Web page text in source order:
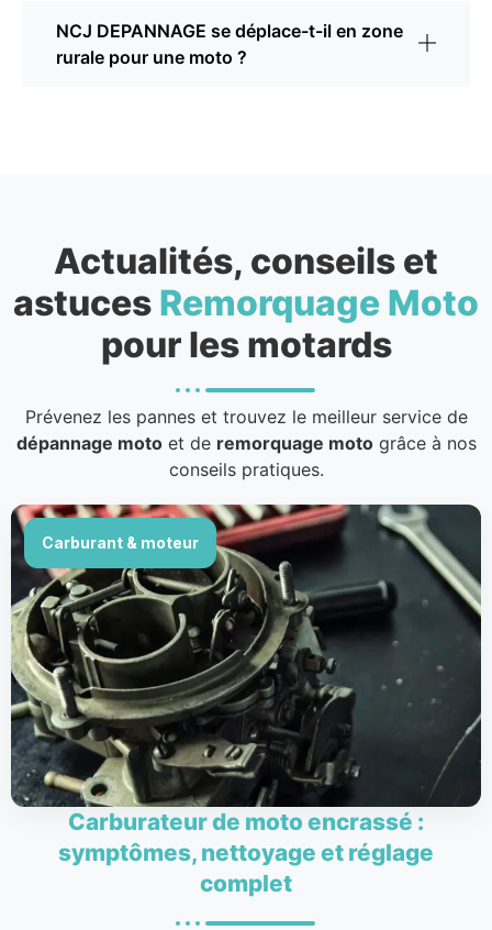
NCJ DEPANNAGE se déplace-t-il en zone
rurale pour une moto ?
Actualités, conseils et
astuces Remorquage Moto
pour les motards
Prévenez les pannes et trouvez le meilleur service de
dépannage motoet de remorquage motogrâce à nos
conseils pratiques.
Carburant & moteur
Carburateur de moto encrassé :
symptômes, nettoyage et réglage
complet